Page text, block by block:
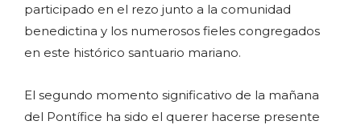
participado en el rezo junto a la comunidad
benedictina y los numerosos fieles congregados
en este histórico santuario mariano.
El segundo momento significativo de la mañana
del Pontífice ha sido el querer hacerse presente